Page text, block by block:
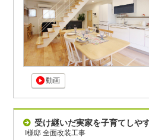
動画
受け継いだ実家を子育てしや
I様邸 全面改装工事